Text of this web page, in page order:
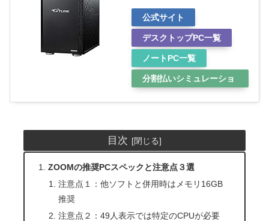
公式サイト
デスクトップPC一覧
ノートPC一覧
分割払いシミュレーショ
目次
ZOOMの推奨PCスペックと注意点３選
注意点１：他ソフトと併用時はメモリ16GB
推奨
注意点２：49人表示では特定のCPUが必要